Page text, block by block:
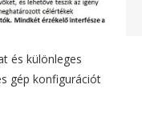
és különleges
gép konfigurációt